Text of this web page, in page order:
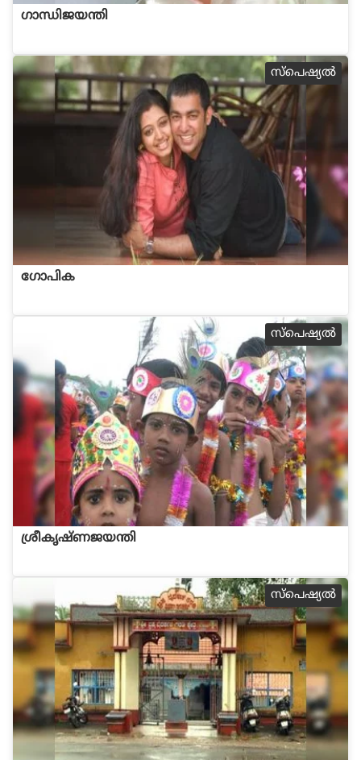
ഗാന്ധിജയന്തി
സ്പെഷ്യല്‍
ഗോപിക
സ്പെഷ്യല്‍
ശ്രീകൃഷ്ണജയന്തി
സ്പെഷ്യല്‍